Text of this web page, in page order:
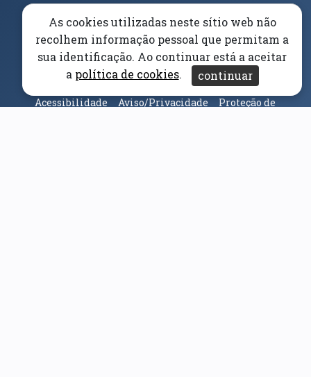
Elogios, Sugestões e Reclamações Livro Amarelo(abre em
Canal Denúncia
(abre em nova janela)
Acessibilidade Aviso/Privacidade
Proteção de
As cookies utilizadas neste sítio web não
recolhem informação pessoal que permitam a
sua identificação. Ao continuar está a aceitar
a política de cookies. continuar